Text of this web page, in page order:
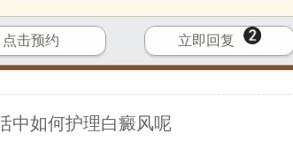
，但是白癜风的出现不仅让他们学习上受到干扰，甚至还会
中如何护理白癜风呢
点击预约 立即回复